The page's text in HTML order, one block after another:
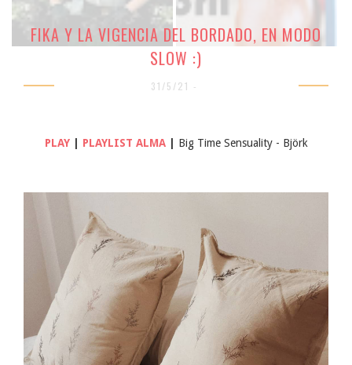
FIKA Y LA VIGENCIA DEL BORDADO, EN MODO
SLOW :)
31/5/21 -
PLAY| PLAYLIST ALMA| Big Time Sensuality - Björk